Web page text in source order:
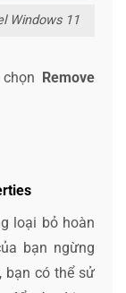
Windows 11
Remove
loại bỏ hoàn
bạn ngừng
bạn có thể sử